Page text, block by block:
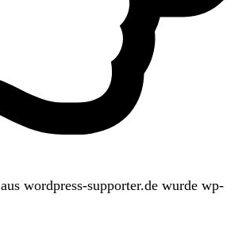
aus wordpress-supporter.de wurde wp-